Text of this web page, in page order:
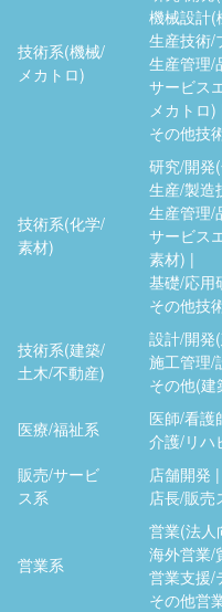
技術系(機械/
メカトロ)
機械設計(
生産技術/
生産管理/
サービス
メカトロ)
その他技
技術系(化学/
素材)
研究/開発
生産/製造
生産管理/
サービス
素材)
基礎/応用
その他技
技術系(建築/
土木/不動産)
設計/開発
施工管理/
その他(建
医療/福祉系
医師/看護
介護/リハ
販売/サービ
ス系
店舗開発
店長/販売
営業系
営業(法人
海外営業/
営業支援/
その他営